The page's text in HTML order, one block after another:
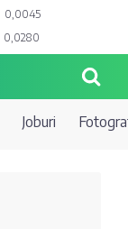
0,0045
0,0280
Joburi